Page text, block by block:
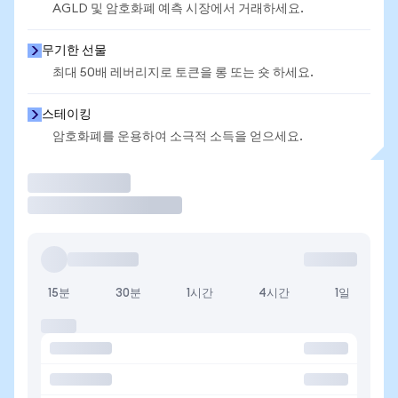
AGLD 및 암호화폐 예측 시장에서 거래하세요.
무기한 선물
최대 50배 레버리지로 토큰을 롱 또는 숏 하세요.
스테이킹
암호화폐를 운용하여 소극적 소득을 얻으세요.
15분 30분 1시간 4시간 1일